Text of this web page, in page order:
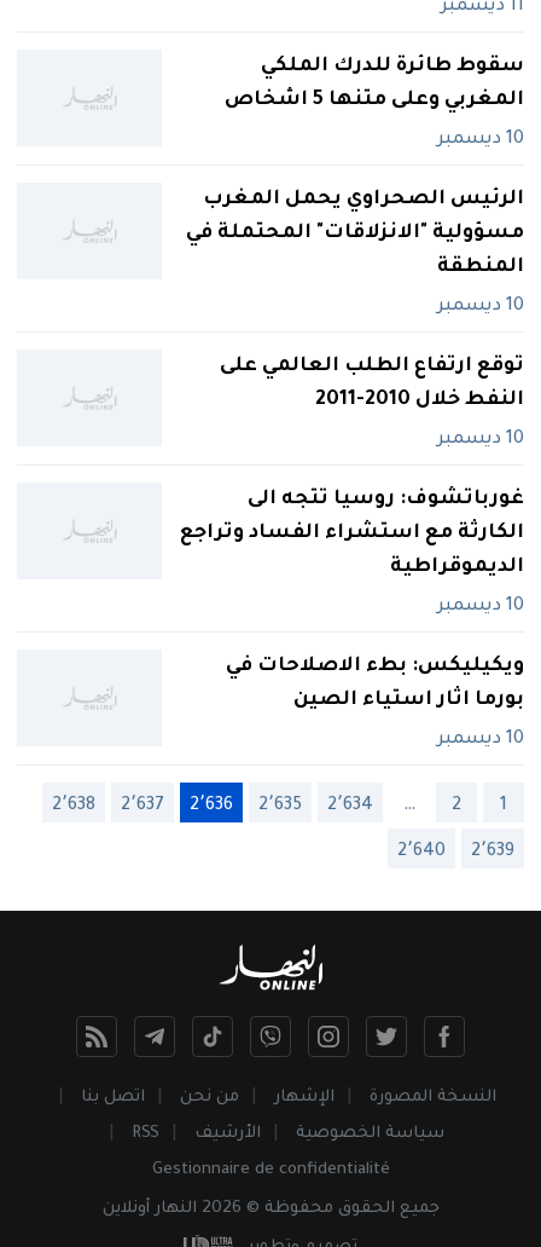
11 ديسمبر
سقوط طائرة للدرك الملكي
المغربي وعلى متنها 5 اشخاص
10 ديسمبر
الرئيس الصحراوي يحمل المغرب
مسؤولية "الانزلاقات" المحتملة في
المنطقة
10 ديسمبر
توقع ارتفاع الطلب العالمي على
النفط خلال 2010-2011
10 ديسمبر
غورباتشوف: روسيا تتجه الى
الكارثة مع استشراء الفساد وتراجع
الديموقراطية
10 ديسمبر
ويكيليكس: بطء الاصلاحات في
بورما اثار استياء الصين
10 ديسمبر
1
2
… 2٬634 2٬635 2٬636 2٬637 2٬638
2٬639 2٬640
النسخة المصورة الإشهار من نحن
اتصل بنا
سياسة الخصوصية
الأرشيف
RSS
Gestionnaire de confidentialité
جميع الحقوق محفوظة © 2026 النهار أونلاين